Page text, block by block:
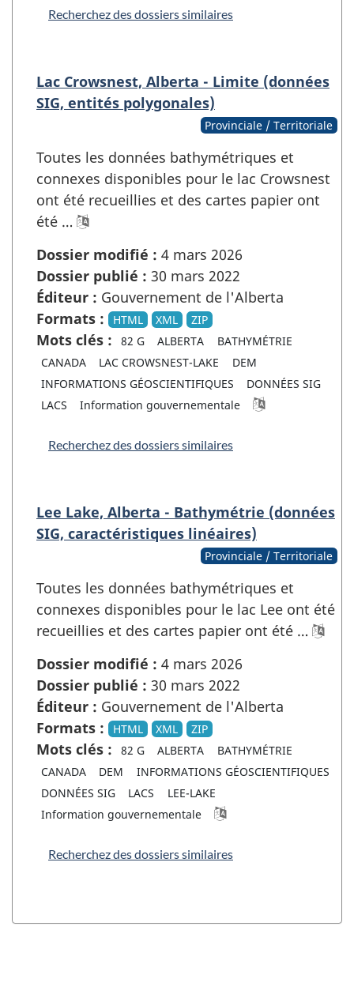
Recherchez des dossiers similaires
Lac Crowsnest, Alberta - Limite (données
SIG, entités polygonales)
Provinciale / Territoriale
Toutes les données bathymétriques et
connexes disponibles pour le lac Crowsnest
ont été recueillies et des cartes papier ont
été …
Dossier modifié : 4 mars 2026
Dossier publié : 30 mars 2022
Éditeur : Gouvernement de l'Alberta
Formats :
HTML XML ZIP
Mots clés : 82 G ALBERTA
BATHYMÉTRIE
CANADA
LAC CROWSNEST-LAKE
DEM
INFORMATIONS GÉOSCIENTIFIQUES
DONNÉES SIG
LACS
Information gouvernementale
Recherchez des dossiers similaires
Lee Lake, Alberta - Bathymétrie (données
SIG, caractéristiques linéaires)
Provinciale / Territoriale
Toutes les données bathymétriques et
connexes disponibles pour le lac Lee ont été
recueillies et des cartes papier ont été …
Dossier modifié : 4 mars 2026
Dossier publié : 30 mars 2022
Éditeur : Gouvernement de l'Alberta
Formats :
HTML XML ZIP
Mots clés : 82 G ALBERTA
BATHYMÉTRIE
CANADA
DEM
INFORMATIONS GÉOSCIENTIFIQUES
DONNÉES SIG
LACS
LEE-LAKE
Information gouvernementale
Recherchez des dossiers similaires